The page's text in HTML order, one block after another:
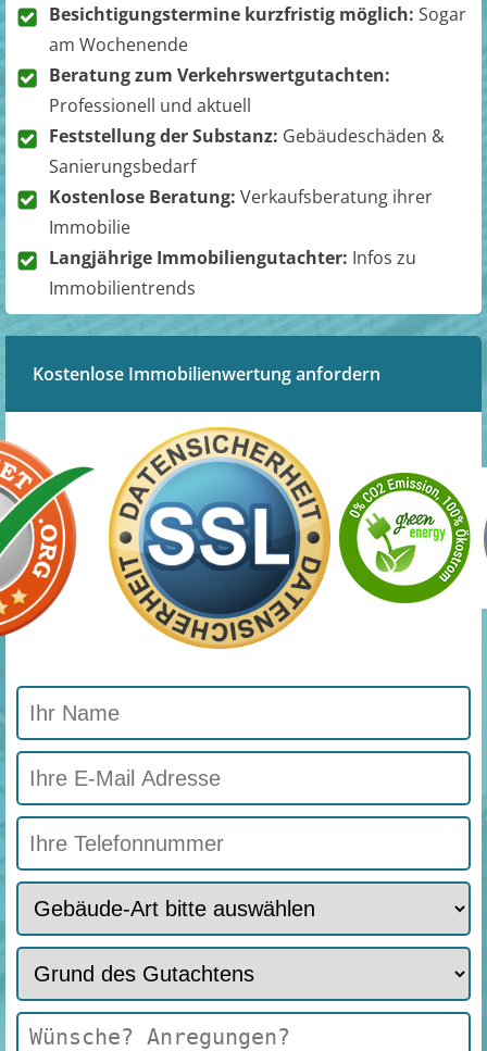
Besichtigungstermine kurzfristig möglich: Sogar
am Wochenende
Beratung zum Verkehrswertgutachten:
Professionell und aktuell
Feststellung der Substanz: Gebäudeschäden &
Sanierungsbedarf
Kostenlose Beratung: Verkaufsberatung ihrer
Immobilie
Langjährige Immobiliengutachter: Infos zu
Immobilientrends
Kostenlose Immobilienwertung anfordern